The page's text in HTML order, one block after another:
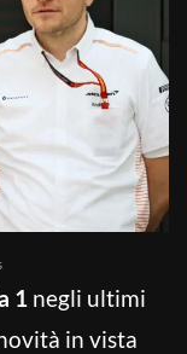
1 negli ultimi
in vista